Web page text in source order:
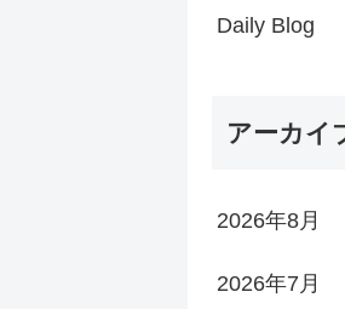
Daily Blog
アーカイ
2026年8月
2026年7月